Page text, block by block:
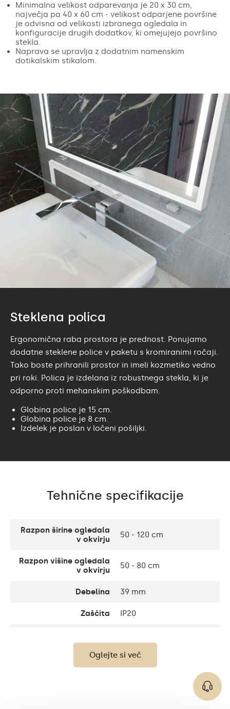
Minimalna velikost odparevanja je 20 x 30 cm,
največja pa 40 x 60 cm - velikost odparjene površine
je odvisna od velikosti izbranega ogledala in
konfiguracije drugih dodatkov, ki omejujejo površino
stekla.
Naprava se upravlja z dodatnim namenskim
dotikalskim stikalom.
Steklena polica
Ergonomična raba prostora je prednost. Ponujamo
dodatne steklene police v paketu s kromiranimi ročaji.
Tako boste prihranili prostor in imeli kozmetiko vedno
pri roki. Polica je izdelana iz robustnega stekla, ki je
odporno proti mehanskim poškodbam.
Globina police je 15 cm.
Globina police je 8 cm.
Izdelek je poslan v ločeni pošiljki.
Tehnične specifikacije
Razpon širine ogledala
v okvirju
50 - 120 cm
Razpon višine ogledala
v okvirju
50 - 80 cm
Debelina 39 mm
Zaščita IP20
plošče
Svetilnost 120 / m
Topla bela 1020lm /
nevtralna bela 1020lm /
Oglejte si več